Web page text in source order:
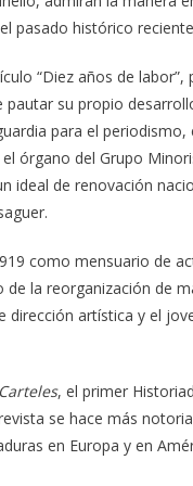
pasado histórico
“Diez años de labor”,
pautar su propio
para el
órgano del Grupo
ideal de renovación
como mensuario de
la reorganización de
dirección artística y el
Carteles, el primer
se hace más
en Europa y en